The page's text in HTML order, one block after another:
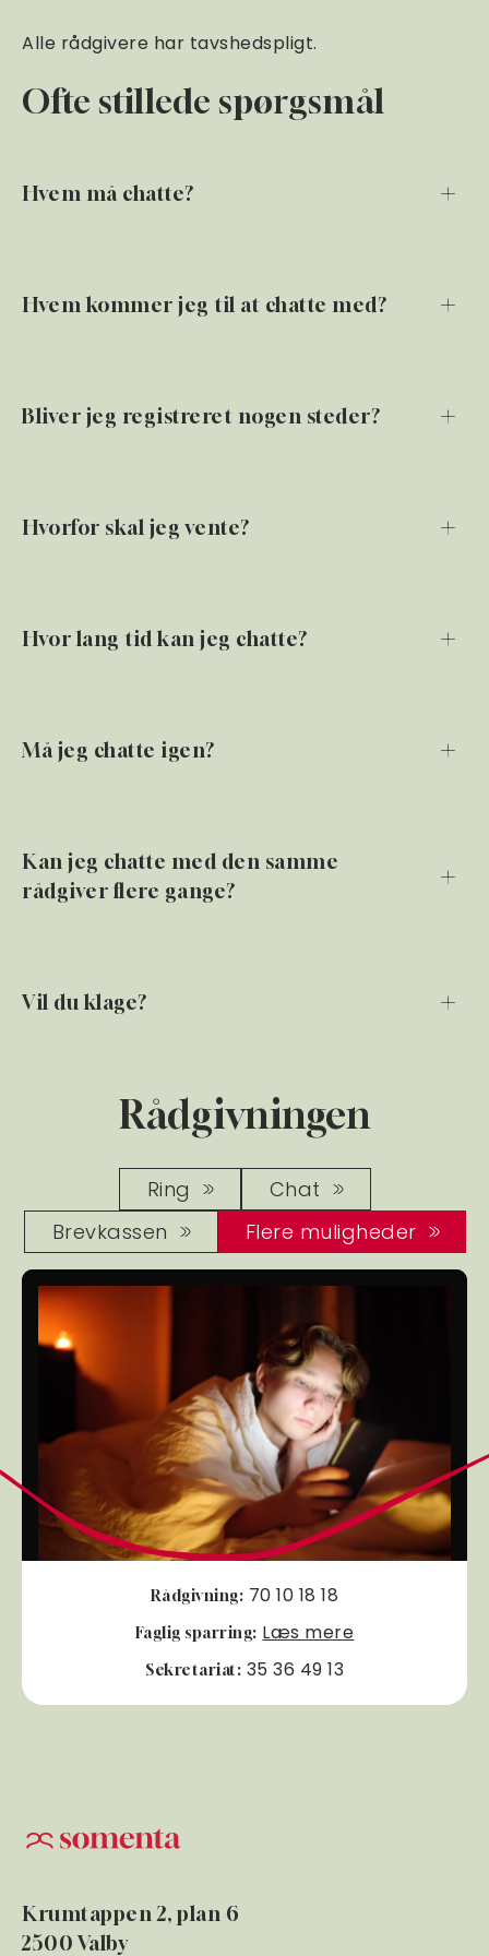
Alle rådgivere har tavshedspligt.
Ofte stillede spørgsmål
Hvem må chatte?
Hvem kommer jeg til at chatte med?
Bliver jeg registreret nogen steder?
Hvorfor skal jeg vente?
Hvor lang tid kan jeg chatte?
Må jeg chatte igen?
Kan jeg chatte med den samme
rådgiver flere gange?
Vil du klage?
Rådgivningen
Ring
Chat
Brevkassen
Flere muligheder
Rådgivning: 70 10 18 18
Faglig sparring: Læs mere
Sekretariat: 35 36 49 13
Krumtappen 2, plan 6
2500 Valby